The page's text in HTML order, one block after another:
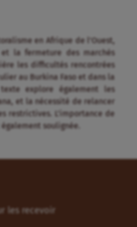
en Afrique de l’Ouest,
la fermeture des marchés
les difficultés rencontrées
au Burkina Faso et dans la
explore également les
et la nécessité de relancer
restrictives. L’importance de
soulignée.
les recevoir